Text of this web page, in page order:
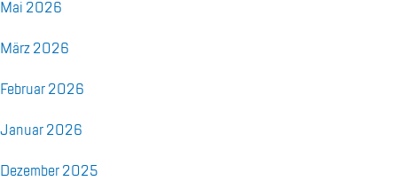
Mai 2026
März 2026
Fe­bru­ar 2026
Ja­nu­ar 2026
De­zem­ber 2025